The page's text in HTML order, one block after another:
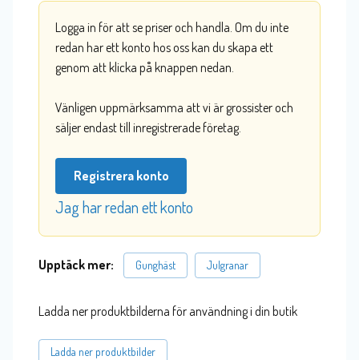
Logga in för att se priser och handla. Om du inte
redan har ett konto hos oss kan du skapa ett
genom att klicka på knappen nedan.
Vänligen uppmärksamma att vi är grossister och
säljer endast till inregistrerade företag.
Registrera konto
Jag har redan ett konto
Upptäck mer: Gunghäst Julgranar
Ladda ner produktbilderna för användning i din butik
Ladda ner produktbilder